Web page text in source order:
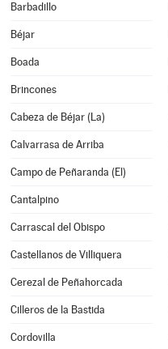
Barbadillo
Béjar
Boada
Brincones
Cabeza de Béjar (La)
Calvarrasa de Arriba
Campo de Peñaranda (El)
Cantalpino
Carrascal del Obispo
Castellanos de Villiquera
Cerezal de Peñahorcada
Cilleros de la Bastida
Cordovilla